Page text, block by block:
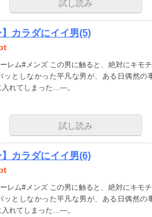
試し読み
】カラダにイイ男(5)
チ良くなる。そっと触れただけでも。それ以
ッとしなかった平凡な男が、ある日偶然
入れてしまった…―。
試し読み
】カラダにイイ男(6)
チ良くなる。そっと触れただけでも。それ以
ッとしなかった平凡な男が、ある日偶然
入れてしまった…―。